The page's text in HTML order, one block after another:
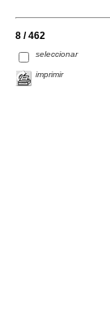
8 / 462
seleccionar
imprimir